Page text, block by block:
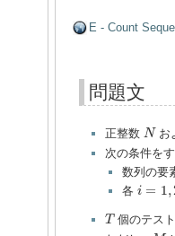
E - Count
問題文
正整数 N
N お
次の条件を
数列の要
各 i = 1,
= 2
T
T個のテス